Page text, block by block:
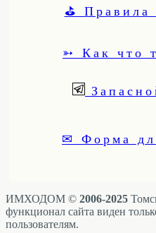
⛳ Правила
➳ Как что
✉ Форма
ИМХОДОМ © 2006-2025
функционал сайта виден
пользователям.